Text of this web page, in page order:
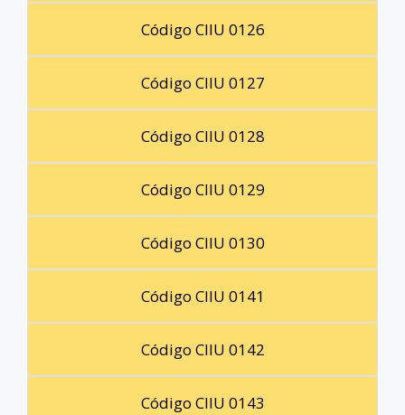
Código CIIU 0126
Código CIIU 0127
Código CIIU 0128
Código CIIU 0129
Código CIIU 0130
Código CIIU 0141
Código CIIU 0142
Código CIIU 0143